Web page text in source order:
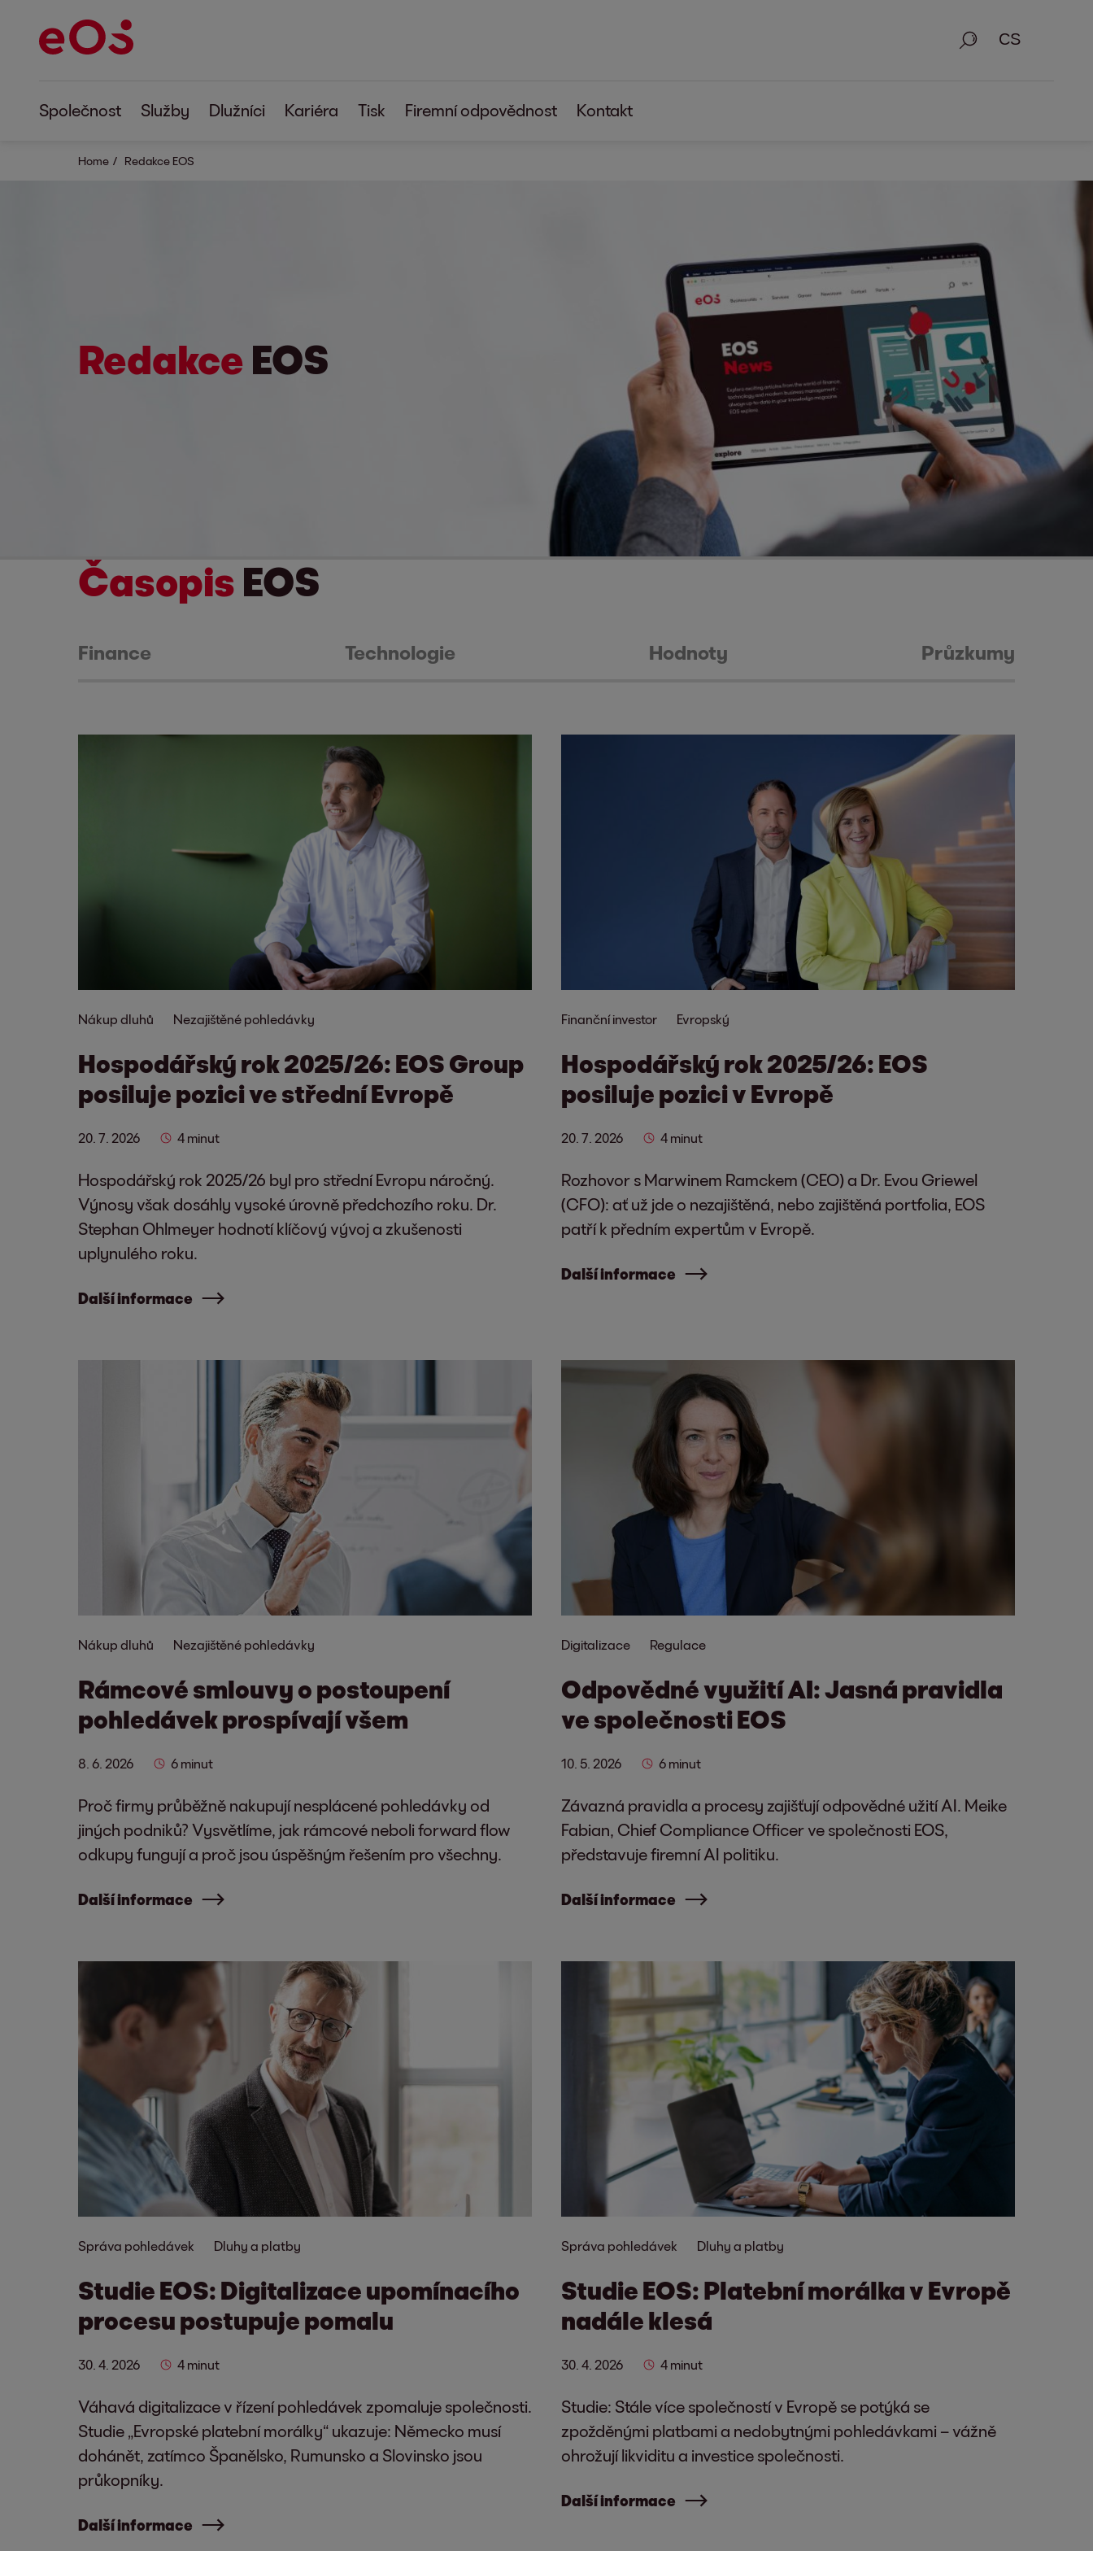
Vyhledávání
Společnost Služby Dlužníci Kariéra Tisk Firemní odpovědnost Kontakt
Home Redakce EOS
Redakce EOS
Časopis EOS
Finance Technologie Hodnoty Průzkumy
Nákup dluhů Nezajištěné pohledávky
Hospodářský rok 2025/26: EOS Group
posiluje pozici ve střední Evropě
20. 7. 2026 4 minut
Hospodářský rok 2025/26 byl pro střední Evropu náročný.
Výnosy však dosáhly vysoké úrovně předchozího roku. Dr.
Stephan Ohlmeyer hodnotí klíčový vývoj a zkušenosti
uplynulého roku.
Další informace
Finanční investor Evropský
Hospodářský rok 2025/26: EOS
posiluje pozici v Evropě
20. 7. 2026 4 minut
Rozhovor s Marwinem Ramckem (CEO) a Dr. Evou Griewel
(CFO): ať už jde o nezajištěná, nebo zajištěná portfolia, EOS
patří k předním expertům v Evropě.
Další informace
Nákup dluhů Nezajištěné pohledávky
Rámcové smlouvy o postoupení
pohledávek prospívají všem
8. 6. 2026 6 minut
Proč firmy průběžně nakupují nesplácené pohledávky od
jiných podniků? Vysvětlíme, jak rámcové neboli forward flow
odkupy fungují a proč jsou úspěšným řešením pro všechny.
Další informace
Digitalizace Regulace
Odpovědné využití AI: Jasná pravidla
ve společnosti EOS
10. 5. 2026 6 minut
Závazná pravidla a procesy zajišťují odpovědné užití AI. Meike
Fabian, Chief Compliance Officer ve společnosti EOS,
představuje firemní AI politiku.
Další informace
Správa pohledávek Dluhy a platby
Studie EOS: Digitalizace upomínacího
procesu postupuje pomalu
30. 4. 2026 4 minut
Váhavá digitalizace v řízení pohledávek zpomaluje společnosti.
Studie „Evropské platební morálky“ ukazuje: Německo musí
dohánět, zatímco Španělsko, Rumunsko a Slovinsko jsou
průkopníky.
Další informace
Správa pohledávek Dluhy a platby
Studie EOS: Platební morálka v Evropě
nadále klesá
30. 4. 2026 4 minut
Studie: Stále více společností v Evropě se potýká se
zpožděnými platbami a nedobytnými pohledávkami – vážně
ohrožují likviditu a investice společnosti.
Další informace